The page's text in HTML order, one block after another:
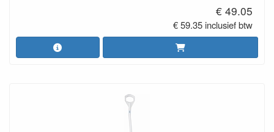
€ 49.05
€ 59.35 inclusief btw